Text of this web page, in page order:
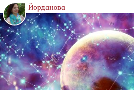
Йорданова